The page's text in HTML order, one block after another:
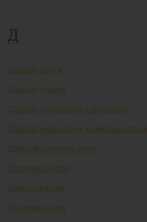
Д
Давлат божи
Давлат қарзи
Давлат қимматли қоғозлари
Давлат мақсадли жамғармалари
Даврий тизимли риск
Даромад (соф)
Девальвация
Деноминация